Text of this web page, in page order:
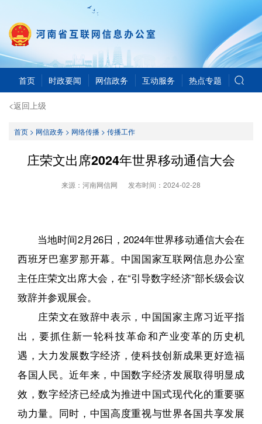
首页 时政要闻 网信政务 互动服务 热点专题
<返回上级
首页> 网信政务> 网络传播> 传播工作
庄荣文出席2024年世界移动通信大会
来源：河南网信网 发布时间： 2024-02-28
当地时间2月26日，2024年世界移动通信大会在
西班牙巴塞罗那开幕。中国国家互联网信息办公室
主任庄荣文出席大会，在“引导数字经济”部长级会议
致辞并参观展会。
庄荣文在致辞中表示，中国国家主席习近平指
出，要抓住新一轮科技革命和产业变革的历史机
遇，大力发展数字经济，使科技创新成果更好造福
各国人民。近年来，中国数字经济发展取得明显成
效，数字经济已经成为推进中国式现代化的重要驱
动力量。同时，中国高度重视与世界各国共享发展